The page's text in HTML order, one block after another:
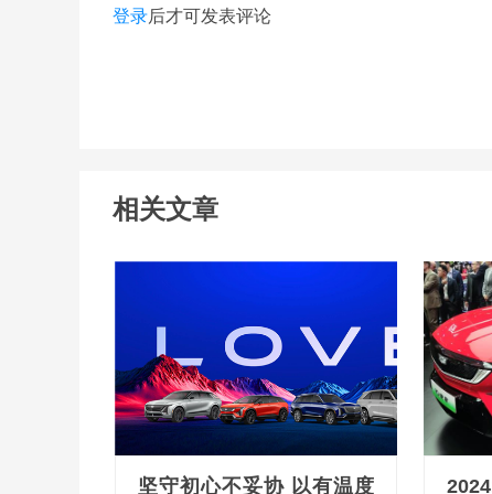
登录后才可发表评论
相关文章
坚守初心不妥协 以有温度